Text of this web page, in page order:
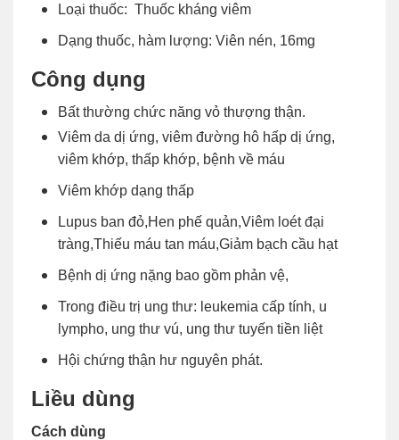
Loại thuốc: Thuốc kháng viêm
Dạng thuốc, hàm lượng: Viên nén, 16mg
Công dụng
Bất thường chức năng vỏ thượng thận.
Viêm da dị ứng, viêm đường hô hấp dị ứng,
viêm khớp, thấp khớp, bệnh về máu
Viêm khớp dạng thấp
Lupus ban đỏ,Hen phế quản,Viêm loét đại
tràng,Thiếu máu tan máu,Giảm bạch cầu hạt
Bệnh dị ứng nặng bao gồm phản vệ,
Trong điều trị ung thư: leukemia cấp tính, u
lympho, ung thư vú, ung thư tuyến tiền liệt
Hội chứng thận hư nguyên phát.
Liều dùng
Cách dùng